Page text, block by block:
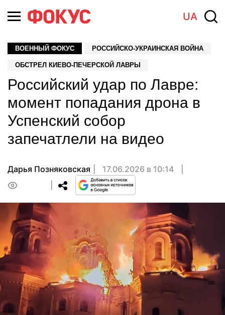
UA
ВОЕННЫЙ ФОКУС РОССИЙСКО-УКРАИНСКАЯ ВОЙНА
ОБСТРЕЛ КИЕВО-ПЕЧЕРСКОЙ ЛАВРЫ
Российский удар по Лавре:
момент попадания дрона в
Успенский собор
запечатлели на видео
Дарья Позняковская
17.06.2026 в 10:14